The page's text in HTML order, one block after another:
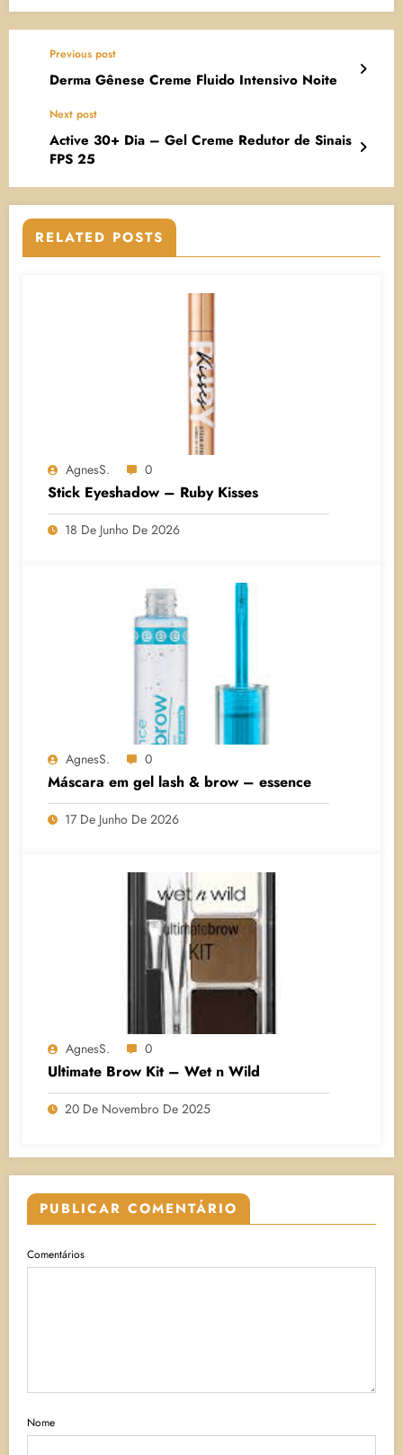
Previous post
Derma Gênese Creme Fluido Intensivo Noite
Next post
Active 30+ Dia – Gel Creme Redutor de Sinais
FPS 25
RELATED POSTS
AgnesS. 0
Stick Eyeshadow – Ruby Kisses
18 De Junho De 2026
AgnesS. 0
Máscara em gel lash & brow – essence
17 De Junho De 2026
AgnesS. 0
Ultimate Brow Kit – Wet n Wild
20 De Novembro De 2025
PUBLICAR COMENTÁRIO
Comentários
Nome